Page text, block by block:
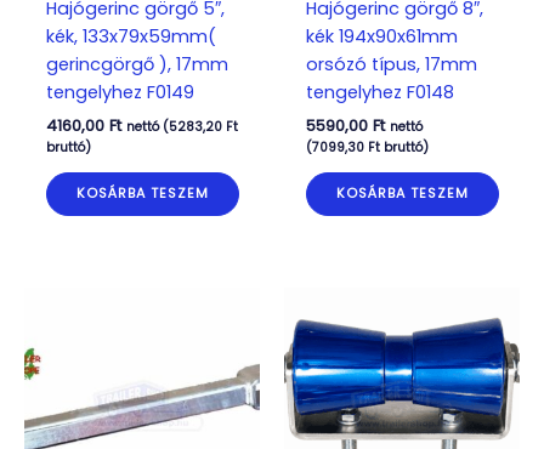
Hajógerinc görgő 5″,
kék, 133x79x59mm(
gerincgörgő ), 17mm
tengelyhez F0149
4160,00 Ft nettó (5283,20 Ft
bruttó)
KOSÁRBA TESZEM
Hajógerinc görgő 8″,
kék 194x90x61mm
orsózó típus, 17mm
tengelyhez F0148
5590,00 Ft nettó
(7099,30 Ftbruttó)
KOSÁRBA TESZEM